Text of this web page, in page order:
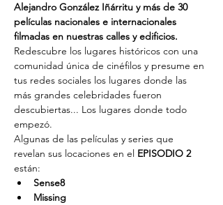
Alejandro González Iñárritu y más de 30
películas nacionales e internacionales
filmadas en nuestras calles y edificios.
Redescubre los lugares históricos con una
comunidad única de cinéfilos y presume en
tus redes sociales los lugares donde las
más grandes celebridades fueron
descubiertas... Los lugares donde todo
empezó.
Algunas de las películas y series que
revelan sus locaciones en el EPISODIO 2
están:
Sense8
Missing